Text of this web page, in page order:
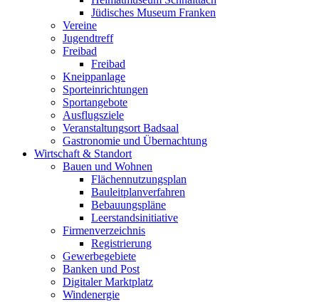
Jüdisches Museum Franken
Vereine
Jugendtreff
Freibad
Freibad
Kneippanlage
Sporteinrichtungen
Sportangebote
Ausflugsziele
Veranstaltungsort Badsaal
Gastronomie und Übernachtung
Wirtschaft & Standort
Bauen und Wohnen
Flächennutzungsplan
Bauleitplanverfahren
Bebauungspläne
Leerstandsinitiative
Firmenverzeichnis
Registrierung
Gewerbegebiete
Banken und Post
Digitaler Marktplatz
Windenergie